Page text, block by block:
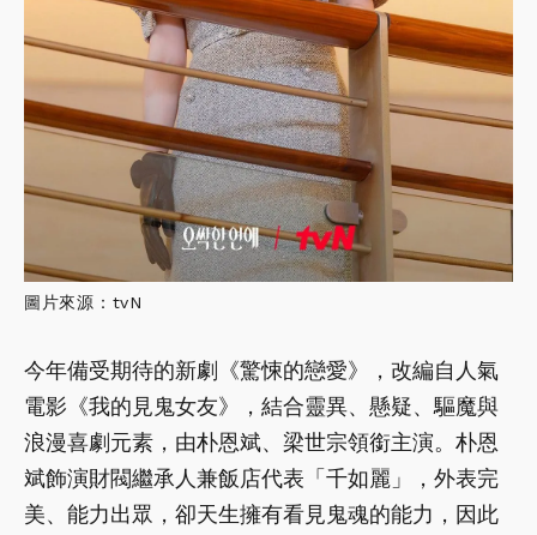
圖片來源：tvN
今年備受期待的新劇《驚悚的戀愛》，改編自人氣
電影《我的見鬼女友》，結合靈異、懸疑、驅魔與
浪漫喜劇元素，由朴恩斌、梁世宗領銜主演。朴恩
斌飾演財閥繼承人兼飯店代表「千如麗」，外表完
美、能力出眾，卻天生擁有看見鬼魂的能力，因此